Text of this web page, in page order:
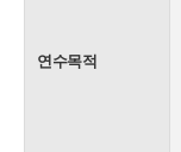
연수목적